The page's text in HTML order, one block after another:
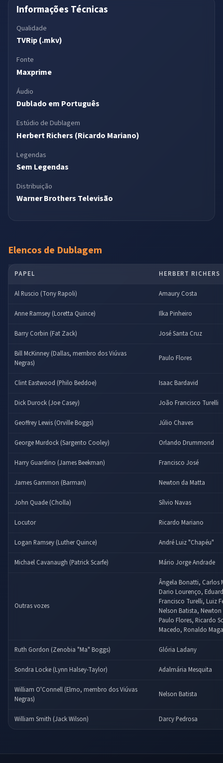
Informações Técnicas
Qualidade
TVRip (.mkv)
Fonte
Maxprime
Áudio
Dublado em Português
Estúdio de Dublagem
Herbert Richers (Ricardo Mariano)
Legendas
Sem Legendas
Distribuição
Warner Brothers Televisão
Elencos de Dublagem
PAPEL HERBERT RICHERS
Al Ruscio (Tony Rapoli) Amaury Costa
Anne Ramsey (Loretta Quince) Ilka Pinheiro
Barry Corbin (Fat Zack) José Santa Cruz
Bill McKinney (Dallas, membro dos Viúvas
Negras)
Paulo Flores
Clint Eastwood (Philo Beddoe) Isaac Bardavid
Dick Durock (Joe Casey) João Francisco Turelli
Geoffrey Lewis (Orville Boggs) Júlio Chaves
George Murdock (Sargento Cooley) Orlando Drummond
Harry Guardino (James Beekman) Francisco José
James Gammon (Barman) Newton da Matta
John Quade (Cholla) Sílvio Navas
Locutor Ricardo Mariano
Logan Ramsey (Luther Quince) André Luiz "Chapéu"
Michael Cavanaugh (Patrick Scarfe) Mário Jorge Andrade
Outras vozes
Ângela Bonatti, Carlos
Dario Lourenço,
Francisco Turelli, Luiz
Nelson Batista,
Paulo Flores, Ricardo
Macedo, Ronaldo
Ruth Gordon (Zenobia "Ma" Boggs) Glória Ladany
Sondra Locke (Lynn Halsey-Taylor) Adalmária Mesquita
William O'Connell (Elmo, membro dos Viúvas
Negras)
Nelson Batista
William Smith (Jack Wilson) Darcy Pedrosa